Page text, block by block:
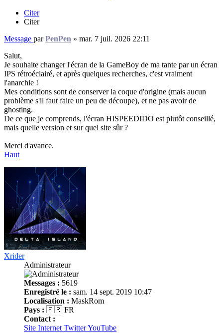
Citer
Citer
Message parPenPen » mar. 7 juil. 2026 22:11
Salut,
Je souhaite changer l'écran de la GameBoy de ma tante par un écran
IPS rétroéclairé, et après quelques recherches, c'est vraiment
l'anarchie !
Mes conditions sont de conserver la coque d'origine (mais aucun
problème s'il faut faire un peu de découpe), et ne pas avoir de
ghosting.
De ce que je comprends, l'écran HISPEEDIDO est plutôt conseillé,
mais quelle version et sur quel site sûr ?
Merci d'avance.
Haut
Xrider
Administrateur
Messages : 5619
Enregistré le : sam. 14 sept. 2019 10:47
Localisation : MaskRom
Pays : 🇫🇷 FR
Contact :
Site Internet TwitterYouTube